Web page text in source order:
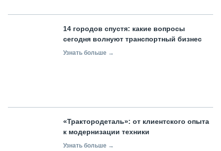
14 городов спустя: какие вопросы
сегодня волнуют транспортный бизнес
Узнать больше →
«Трактородеталь»: от клиентского опыта
к модернизации техники
Узнать больше →